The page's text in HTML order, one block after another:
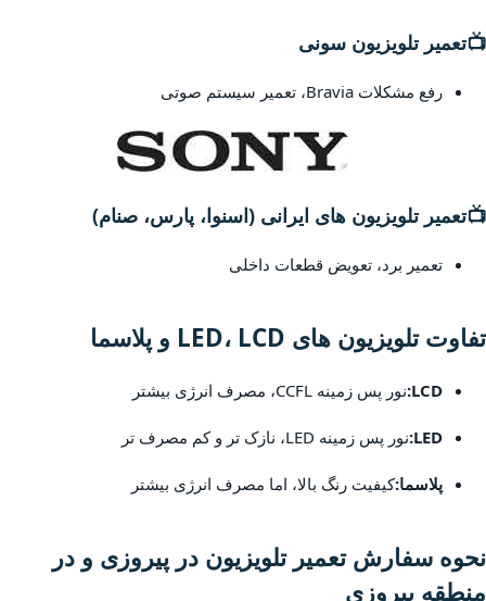
📺تعمیر تلویزیون سونی
رفع مشکلات Bravia، تعمیر سیستم صوتی
📺تعمیر تلویزیون های ایرانی (اسنوا، پارس، صنام)
تعمیر برد، تعویض قطعات داخلی
تفاوت تلویزیون های LED، LCD و پلاسما
LCD: نور پس زمینه CCFL، مصرف انرژی بیشتر
LED: نور پس زمینه LED، نازک تر و کم مصرف تر
پلاسما:کیفیت رنگ بالا، اما مصرف انرژی بیشتر
نحوه سفارش تعمیر تلویزیون در پیروزی و در
منطقه پیروزی